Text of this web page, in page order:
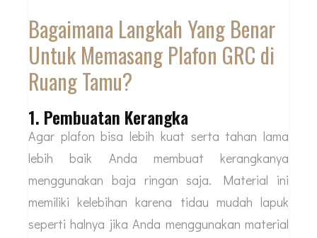
Bagaimana Langkah Yang Benar
Untuk Memasang Plafon GRC di
Ruang Tamu?
1. Pembuatan Kerangka
Agar plafon bisa lebih kuat serta tahan lama
lebih baik Anda membuat kerangkanya
menggunakan baja ringan saja. Material ini
memiliki kelebihan karena tidau mudah lapuk
seperti halnya jika Anda menggunakan material